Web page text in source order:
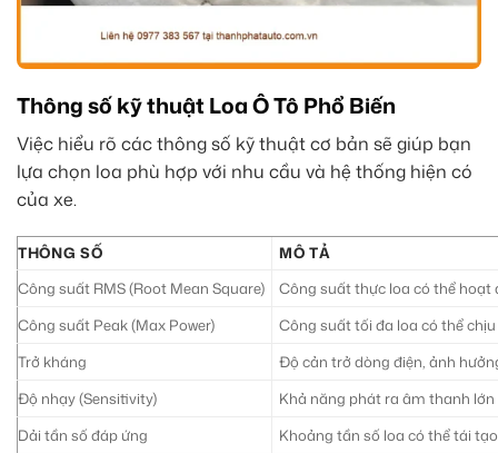
Thông số kỹ thuật Loa Ô Tô Phổ Biến
Việc hiểu rõ các thông số kỹ thuật cơ bản sẽ giúp bạn
lựa chọn loa phù hợp với nhu cầu và hệ thống hiện có
của xe.
THÔNG SỐ
MÔ TẢ
Công suất RMS (Root Mean Square)
Công suất thực loa có thể hoạt
Công suất Peak (Max Power)
Công suất tối đa loa có thể
Trở kháng
Độ cản trở dòng điện, ảnh
Độ nhạy (Sensitivity)
Khả năng phát ra âm thanh
Dải tần số đáp ứng
Khoảng tần số loa có thể tái tạo